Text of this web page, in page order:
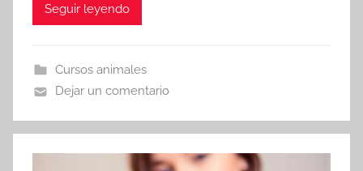
Seguir leyendo
Cursos animales
Dejar un comentario